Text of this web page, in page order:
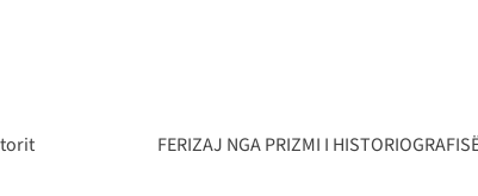
FERIZAJ NGA PRIZMI I